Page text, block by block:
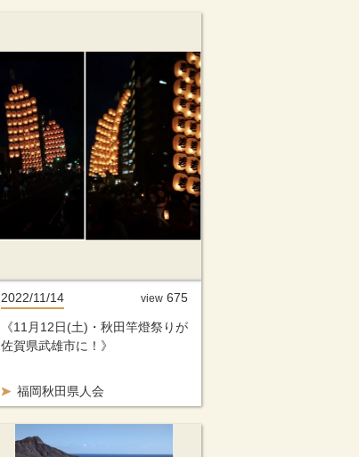
2022/11/14
福岡秋田県人会
《11月12日(土)・秋田竿燈祭りが
佐賀県武雄市に！》
view 675